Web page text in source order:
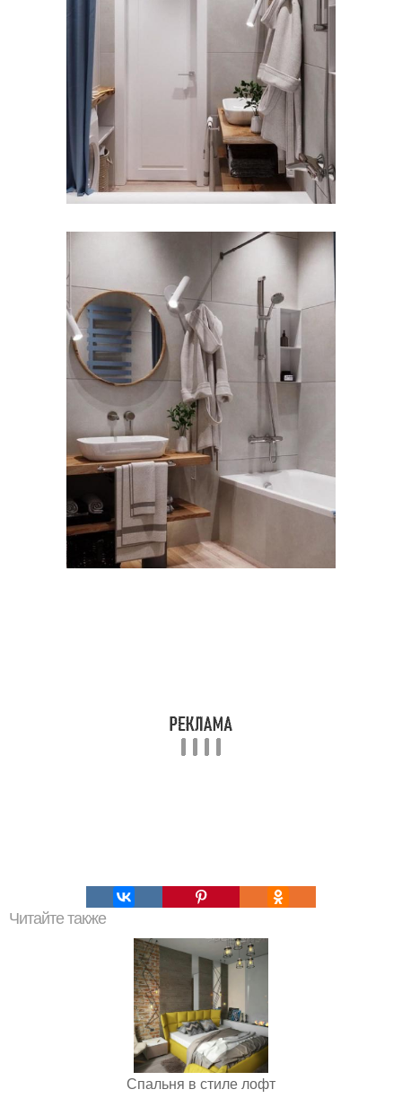
Читайте также
Спальня в стиле лофт